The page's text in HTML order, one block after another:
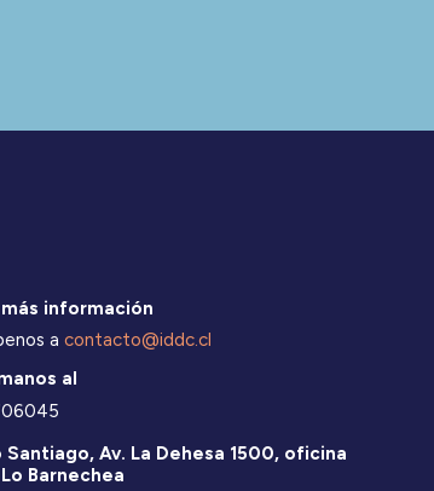
más información
a contacto@iddc.cl
al
Santiago, Av. La Dehesa 1500, oficina
Barnechea